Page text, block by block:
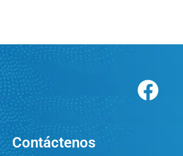
Contáctenos